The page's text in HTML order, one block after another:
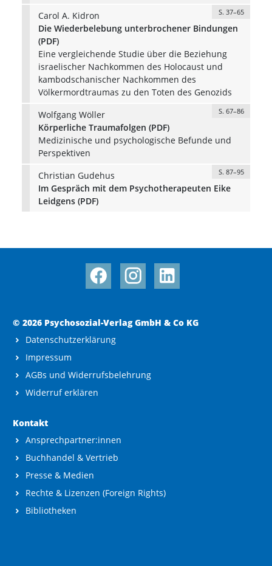
Carol A. Kidron
S. 37–65
Die Wiederbelebung unterbrochener Bindungen
(PDF)
Eine vergleichende Studie über die Beziehung
israelischer Nachkommen des Holocaust und
kambodschanischer Nachkommen des
Völkermordtraumas zu den Toten des Genozids
Wolfgang Wöller
S. 67–86
Körperliche Traumafolgen (PDF)
Medizinische und psychologische Befunde und
Perspektiven
Christian Gudehus
S. 87–95
Im Gespräch mit dem Psychotherapeuten Eike
Leidgens (PDF)
© 2026 Psychosozial-Verlag GmbH & Co KG
Datenschutzerklärung
Impressum
AGBs und Widerrufsbelehrung
Widerruf erklären
Kontakt
Ansprechpartner:innen
Buchhandel & Vertrieb
Presse & Medien
Rechte & Lizenzen (Foreign Rights)
Bibliotheken